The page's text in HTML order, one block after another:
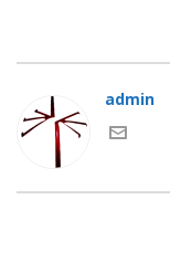
admin